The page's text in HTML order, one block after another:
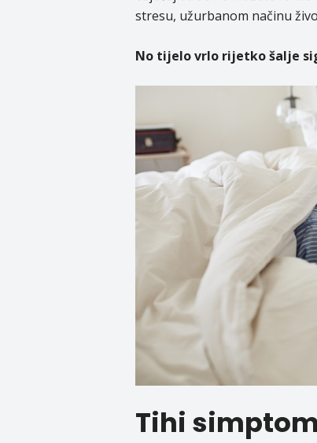
stresu, užurbanom načinu
No tijelo vrlo rijetko šalje
Tihi